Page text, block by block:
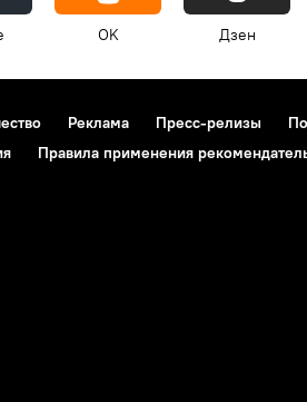
OK Дзен
Реклама Пресс-релизы
Правила применения